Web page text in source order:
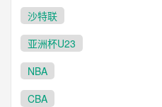
沙特联
亚洲杯U23
NBA
CBA